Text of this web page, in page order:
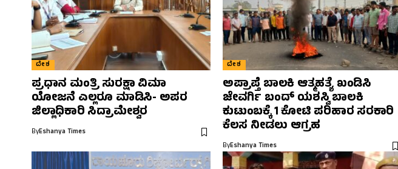
ದೇಶ
ಪ್ರಧಾನ ಮಂತ್ರಿ ಸುರಕ್ಷಾ ವಿಮಾ
ಯೋಜನೆ ಎಲ್ಲರೂ ಮಾಡಿಸಿ- ಅಪರ
ಜಿಲ್ಲಾಧಿಕಾರಿ ಸಿದ್ರಾಮೇಶ್ವರ
ByEshanya Times
ದೇಶ
ಅಪ್ರಾಪ್ತೆ ಬಾಲಕಿ ಆತ್ಮಹತ್ಯೆ ಖಂಡಿಸಿ
ಜೇವರ್ಗಿ ಬಂದ್ ಯಶಸ್ವಿ ಬಾಲಕಿ
ಕುಟುಂಬಕ್ಕೆ 1 ಕೋಟಿ ಪರಿಹಾರ ಸರಕಾರಿ
ಕೆಲಸ ನೀಡಲು ಆಗ್ರಹ
ByEshanya Times